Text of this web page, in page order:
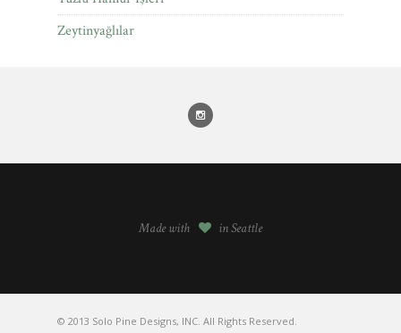
Zeytinyağlılar
Made with in Seattle
© 2013 Solo Pine Designs, INC. All Rights Reserved.